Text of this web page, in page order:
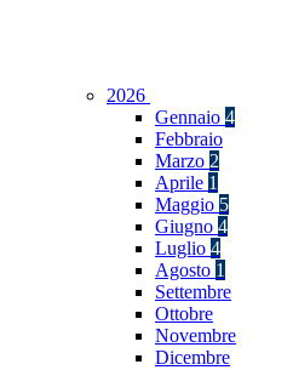
2026
Gennaio 4
Febbraio
Marzo 2
Aprile 1
Maggio 5
Giugno 4
Luglio 4
Agosto 1
Settembre
Ottobre
Novembre
Dicembre